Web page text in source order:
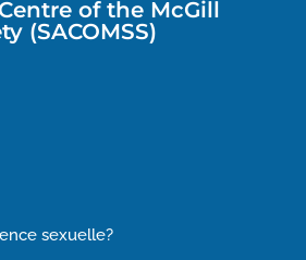
of the McGill
(SACOMSS)
sexuelle?